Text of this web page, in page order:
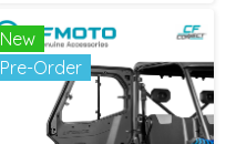
New
Pre-Order